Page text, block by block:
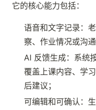
它的核心能力包括：
语音和文字记录：
察、作业情况或沟通
AI 反馈生成：系统
覆盖上课内容、学
后建议；
可编辑和可确认：